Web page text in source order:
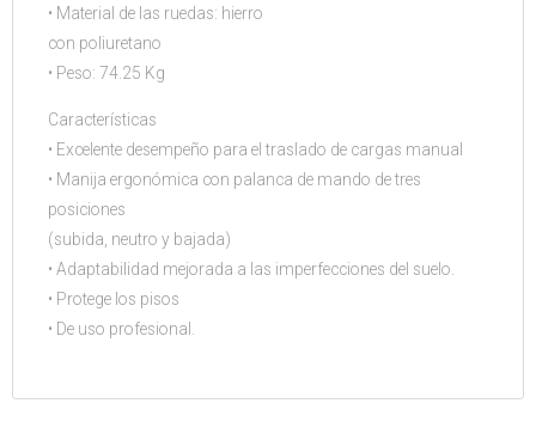
• Material de las ruedas: hierro
con poliuretano
• Peso: 74.25 Kg
Características
• Excelente desempeño para el traslado de cargas manual
• Manija ergonómica con palanca de mando de tres
posiciones
(subida, neutro y bajada)
• Adaptabilidad mejorada a las imperfecciones del suelo.
• Protege los pisos
• De uso profesional.